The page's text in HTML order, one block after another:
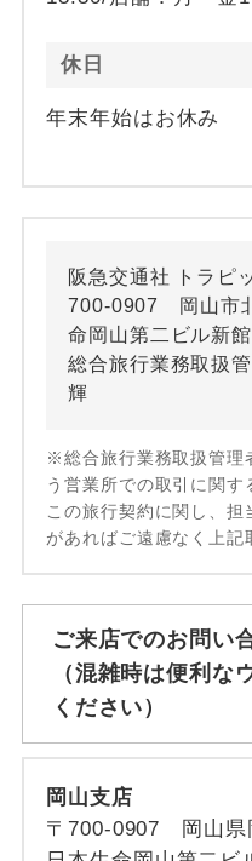
休日
年末年始はお休み
阪急交通社 トラ
700-0907 岡山市
命岡山第二ビル新
総合旅行業務取扱
輝
※総合旅行業務取扱管理
う営業所での取引に関す
この旅行契約に関し、
があればご遠慮なく上記
ご来店でのお問い
（混雑時は便利な
ください）
岡山支店
〒700-0907 岡山